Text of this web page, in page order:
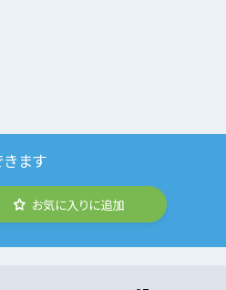
ます
お気に入りに追加